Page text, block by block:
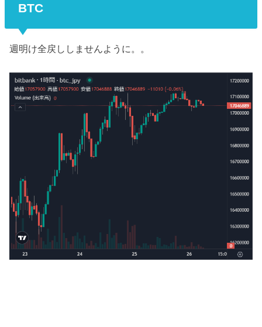
BTC
週明け全戻ししませんように。。